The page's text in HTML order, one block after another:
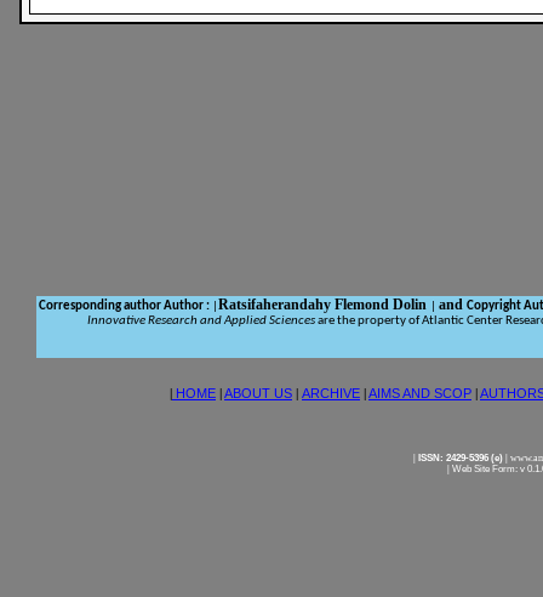
|ISSN: 2429-5396 (e) |
|Web Site Form: v
| HOME |ABOUT US | ARCHIVE |AIMS AND SCOP |
Corresponding author Author : |Ratsifaherandahy Flemond Dolin |andCopyright
Innovative Research and Applied Sciencesare the property of Atlantic Center